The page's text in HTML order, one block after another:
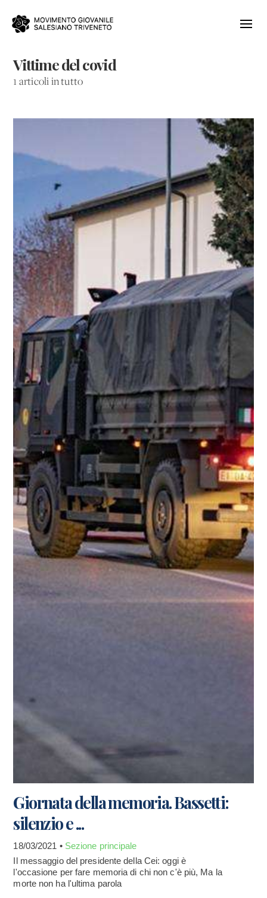
Vittime del covid
1 articoli in tutto
Giornata della memoria. Bassetti:
silenzio e ...
18/03/2021 • Sezione principale
Il messaggio del presidente della Cei: oggi è
l'occasione per fare memoria di chi non c'è più, Ma la
morte non ha l'ultima parola